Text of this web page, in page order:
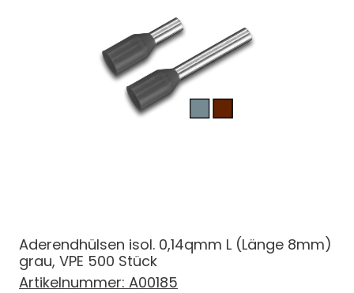
Aderendhülsen isol. 0,14qmm L (Länge 8mm)
grau, VPE 500 Stück
Artikelnummer: A00185